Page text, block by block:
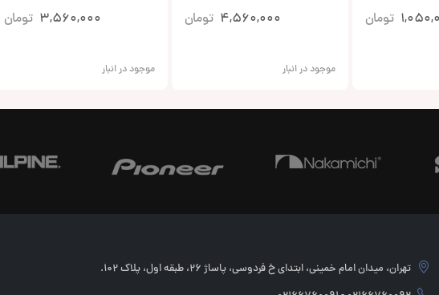
تومان 4,560,000 تومان
موجود در انبار
3,560,000 تومان
موجود در انبار
تهران، میدان امام خمینی، ابتدای خ فردوسی، پاساژ 26، طبقه اول، پلاک 102.